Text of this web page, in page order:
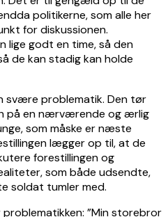
politikerne, som alle her
for diskussionen.
lige godt en time, så den
de kan stadig kan holde
problematik. Den tør
på en nærværende og ærlig
som måske er næste
lægger op til, at de
forestillingen og
som både udsendte,
soldat tumler med.
”Min storebror